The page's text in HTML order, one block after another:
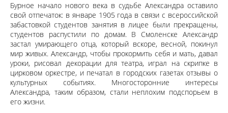
Бурное начало нового века в судьбе Александра оставило
свой отпечаток: в январе 1905 года в связи с всероссийской
забастовкой студентов занятия в лицее были прекращены,
студентов распустили по домам. В Смоленске Александр
застал умирающего отца, который вскоре, весной, покинул
мир живых. Александр, чтобы прокормить себя и мать, давал
уроки, рисовал декорации для театра, играл на скрипке в
цирковом оркестре, и печатал в городских газетах отзывы о
культурных событиях. Многосторонние интересы
Александра, таким образом, стали неплохим подспорьем в
его жизни.